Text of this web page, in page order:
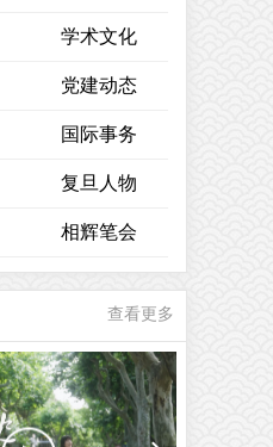
学术文化
党建动态
国际事务
复旦人物
相辉笔会
查看更多